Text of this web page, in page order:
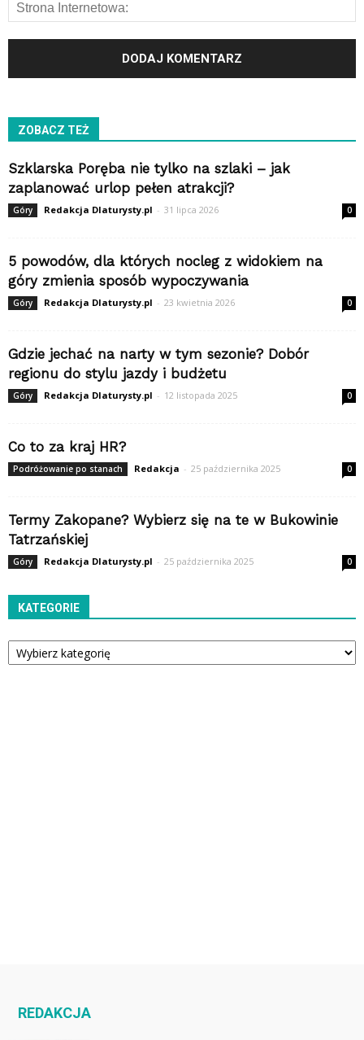
ZOBACZ TEŻ
Szklarska Poręba nie tylko na szlaki – jak
zaplanować urlop pełen atrakcji?
Góry Redakcja Dlaturysty.pl - 31 lipca 2026 0
5 powodów, dla których nocleg z widokiem na
góry zmienia sposób wypoczywania
Góry Redakcja Dlaturysty.pl - 23 kwietnia 2026 0
Gdzie jechać na narty w tym sezonie? Dobór
regionu do stylu jazdy i budżetu
Góry Redakcja Dlaturysty.pl - 12 listopada 2025 0
Co to za kraj HR?
Podróżowanie po stanach Redakcja - 25 października 2025 0
Termy Zakopane? Wybierz się na te w Bukowinie
Tatrzańskiej
Góry Redakcja Dlaturysty.pl - 25 października 2025 0
KATEGORIE
Kategorie
REDAKCJA